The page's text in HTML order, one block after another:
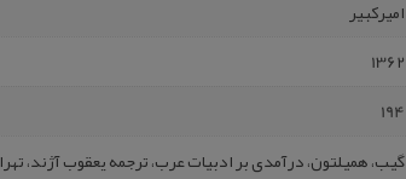
امیرکبیر
1362
194
گیب، همیلتون، درآمدی بر ادبیات عرب، ترجمه یعقوب آژند، تهران، امیرکبیر،